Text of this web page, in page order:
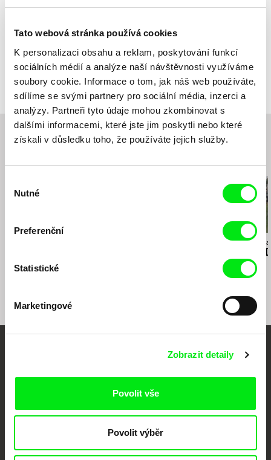
Tato webová stránka používá cookies
K personalizaci obsahu a reklam, poskytování funkcí
sociálních médií a analýze naší návštěvnosti využíváme
soubory cookie. Informace o tom, jak náš web používáte,
sdílíme se svými partnery pro sociální média, inzerci a
analýzy. Partneři tyto údaje mohou zkombinovat s
dalšími informacemi, které jste jim poskytli nebo které
získali v důsledku toho, že používáte jejich služby.
souhlasu
Nutné
Preferenční
Statistické
Marketingové
Zobrazit detaily
Povolit vše
Povolit výběr
Německo
Produkce
Andres Rump Dokumentarfilm
Německo
web:http://andres-rump-dokumentarfilm.eu/en/
e-mail:post@andres-rump-dokumentarfilm.eu
Festivaly
Visions du Réel, International Competition,
Nyon 2011
DOKFest Kassel, 2011
Anuu-ru Aboro, International Competition, 2011
Filmfestival Blicke aus dem Ruhrgebiet, 2011
Ocenění
Special mention, Visions du Reel, 2011
„Querdenkerpreis“, Blicke aus dem Ruhrgebiet,
2011
Související filmy (20)
Ondřej Vavrečka
De Potentia
verze
Vaše online
dokumentární kino
Nové festivalové filmy